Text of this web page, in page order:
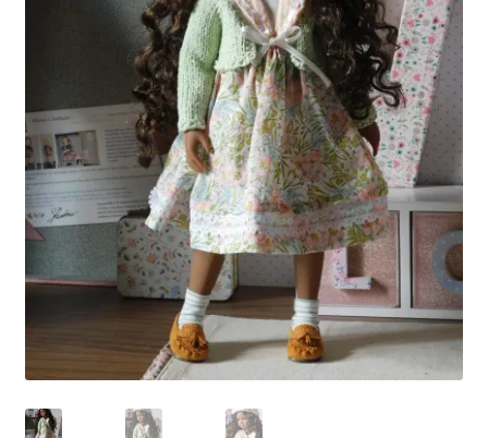
Politique de confidentialité
Politique de cookies (UE)
Validation de la commande